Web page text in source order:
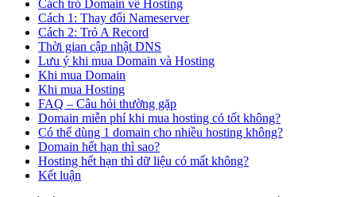
Cách trỏ Domain về Hosting
Cách 1: Thay đổi Nameserver
Cách 2: Trỏ A Record
Thời gian cập nhật DNS
Lưu ý khi mua Domain và Hosting
Khi mua Domain
Khi mua Hosting
FAQ – Câu hỏi thường gặp
Domain miễn phí khi mua hosting có tốt không?
Có thể dùng 1 domain cho nhiều hosting không?
Domain hết hạn thì sao?
Hosting hết hạn thì dữ liệu có mất không?
Kết luận